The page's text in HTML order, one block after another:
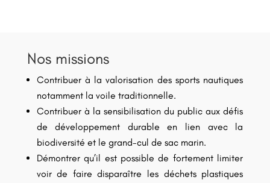
Nos missions
Contribuer à la valorisation des sports nautiques
notamment la voile traditionnelle.
Contribuer à la sensibilisation du public aux défis
de développement durable en lien avec la
biodiversité et le grand-cul de sac marin.
Démontrer qu’il est possible de fortement limiter
voir de faire disparaître les déchets plastiques